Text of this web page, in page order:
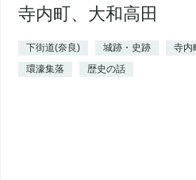
寺内町、大和高田
下街道(奈良) 城跡・史跡 寺内
環濠集落
歴史の話